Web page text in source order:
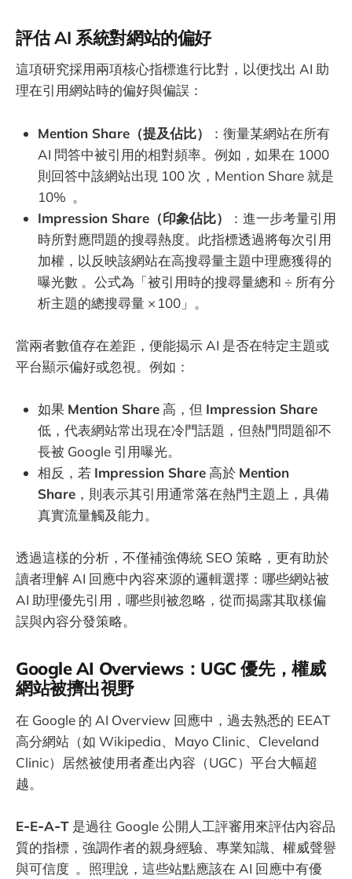
評估 AI 系統對網站的偏好
這項研究採用兩項核心指標進行比對，以便找出 AI 助
理在引用網站時的偏好與偏誤：
Mention Share（提及佔比）
：衡量某網站在所有
AI 問答中被引用的相對頻率。例如，如果在 1000
則回答中該網站出現 100 次，Mention Share 就是
10% 。
Impression Share（印象佔比）
：進一步考量引用
時所對應問題的搜尋熱度。此指標透過將每次引用
加權，以反映該網站在高搜尋量主題中理應獲得的
曝光數 。公式為「被引用時的搜尋量總和 ÷ 所有分
析主題的總搜尋量 × 100」。
當兩者數值存在差距，便能揭示 AI 是否在特定主題或
平台顯示偏好或忽視。例如：
如果 Mention Share高，但 Impression Share
低，代表網站常出現在冷門話題，但熱門問題卻不
長被 Google 引用曝光。
相反，若 Impression Share高於 Mention
Share ，則表示其引用通常落在熱門主題上，具備
真實流量觸及能力。
透過這樣的分析，不僅補強傳統 SEO 策略，更有助於
讀者理解 AI 回應中內容來源的邏輯選擇：哪些網站被
AI 助理優先引用，哪些則被忽略，從而揭露其取樣偏
誤與內容分發策略。
Google AI Overviews：UGC 優先，權威
網站被擠出視野
在 Google 的 AI Overview 回應中，過去熟悉的 EEAT
高分網站（如 Wikipedia、Mayo Clinic、Cleveland
Clinic）居然被使用者產出內容（UGC）平台大幅超
越。
E‑E‑A‑T 是過往 Google 公開人工評審用來評估內容品
質的指標，強調作者的親身經驗、專業知識、權威聲譽
與可信度 。照理說，這些站點應該在 AI 回應中有優